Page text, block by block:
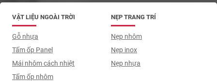
VẬT LIỆU NGOÀI TRỜI
Gỗ nhựa
Tấm ốp Panel
Mái nhôm cách nhiệt
Tấm ốp nhôm
NẸP TRANG TRÍ
Nẹp nhôm
Nẹp inox
Nẹp nhựa